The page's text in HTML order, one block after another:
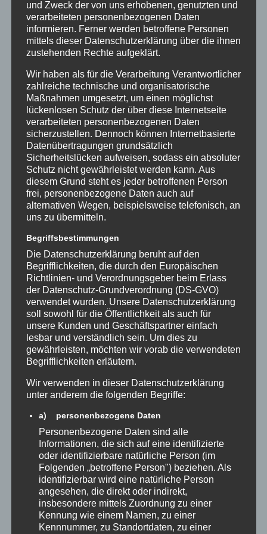
DER AUFBAU EINES PERFEKTEN 360-GRAD-VIDEOS: TIPPS
FÜR EINE BEEINDRUCKENDE AUFNAHME
Die Erstellung eines beeindruckenden 360-Grad-Videos
erfordert sorgfältige Planung und technisches Know-
how. Um sicherzustellen, dass Ihre Videos das Publikum
fesseln und ein unvergessliches Erlebnis bieten, sollten
Sie einige wichtige Aspekte berücksichtigen. Zunächst ist
die Wahl des […]
SLOW-MOTION IM 360-GRAD-STIL: DER NEUE TREND
FÜR LUXURIÖSE EVENTS
Der Einsatz von Slow-Motion in Verbindung mit 360-
Grad-Videoaufnahmen hat sich als ein faszinierender
Trend in der Welt der luxuriösen Events etabliert. Diese
Technik verstärkt die visuelle Wirkung, indem sie den
Zuschauern ermöglicht, besondere Momente in […]
und Zweck der von uns erhobenen, genutzten und
verarbeiteten personenbezogenen Daten
informieren. Ferner werden betroffene Personen
mittels dieser Datenschutzerklärung über die ihnen
zustehenden Rechte aufgeklärt.
Wir haben als für die Verarbeitung Verantwortlicher
zahlreiche technische und organisatorische
Maßnahmen umgesetzt, um einen möglichst
lückenlosen Schutz der über diese Internetseite
verarbeiteten personenbezogenen Daten
sicherzustellen. Dennoch können Internetbasierte
Datenübertragungen grundsätzlich
Sicherheitslücken aufweisen, sodass ein absoluter
Schutz nicht gewährleistet werden kann. Aus
diesem Grund steht es jeder betroffenen Person
frei, personenbezogene Daten auch auf
alternativen Wegen, beispielsweise telefonisch, an
uns zu übermitteln.
Begriffsbestimmungen
Die Datenschutzerklärung beruht auf den
Begrifflichkeiten, die durch den Europäischen
Richtlinien- und Verordnungsgeber beim Erlass
der Datenschutz-Grundverordnung (DS-GVO)
verwendet wurden. Unsere Datenschutzerklärung
soll sowohl für die Öffentlichkeit als auch für
unsere Kunden und Geschäftspartner einfach
lesbar und verständlich sein. Um dies zu
gewährleisten, möchten wir vorab die verwendeten
Begrifflichkeiten erläutern.
Wir verwenden in dieser Datenschutzerklärung
unter anderem die folgenden Begriffe:
a) personenbezogene Daten
Personenbezogene Daten sind alle
Informationen, die sich auf eine identifizierte
oder identifizierbare natürliche Person (im
Folgenden „betroffene Person") beziehen. Als
identifizierbar wird eine natürliche Person
angesehen, die direkt oder indirekt,
insbesondere mittels Zuordnung zu einer
Kennung wie einem Namen, zu einer
Kennnummer, zu Standortdaten, zu einer